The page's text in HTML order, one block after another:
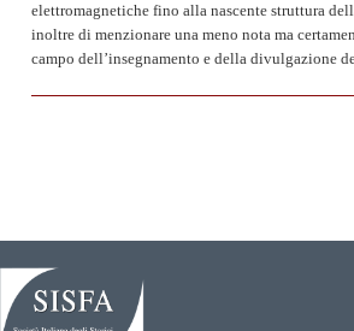
elettromagnetiche fino alla nascente struttura
inoltre di menzionare una meno nota ma
campo dell’insegnamento e della divulgazione